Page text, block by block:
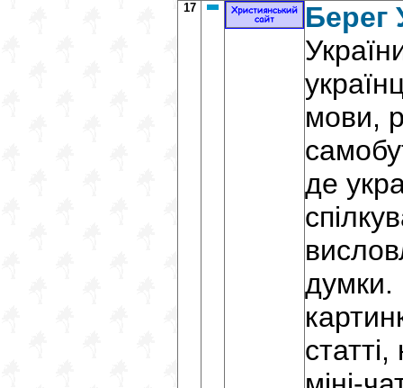
17
Берег
мови,
де
думки.